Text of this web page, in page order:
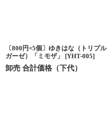
〔800円×5個〕ゆきはな（トリプル
ガーゼ）「ミモザ」
[YHT-005]
卸売 合計価格（下代）